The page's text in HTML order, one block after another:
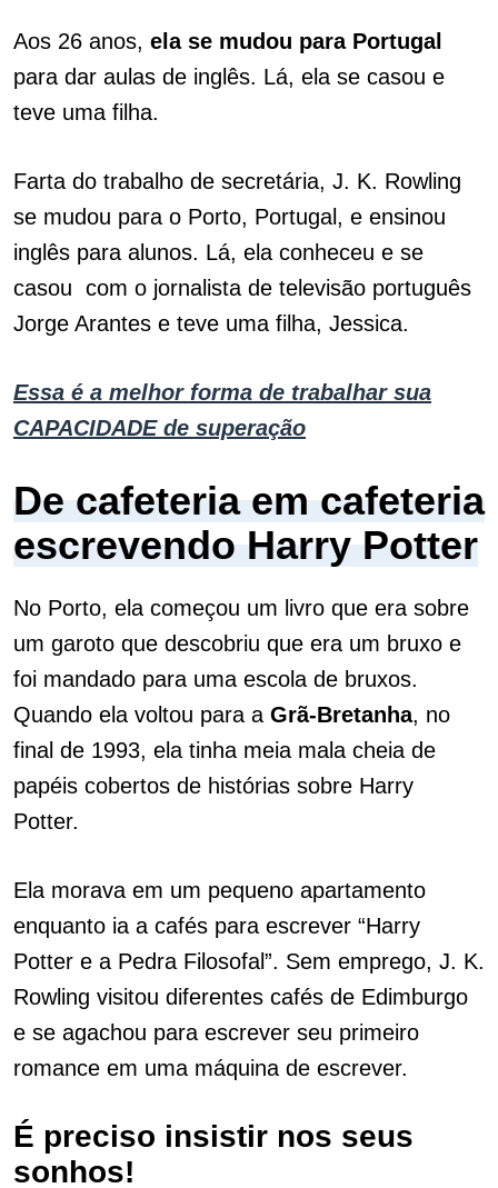
Aos 26 anos, ela se mudou para Portugal
para dar aulas de inglês. Lá, ela se casou e
teve uma filha.
Farta do trabalho de secretária, J. K. Rowling
se mudou para o Porto, Portugal, e ensinou
inglês para alunos. Lá, ela conheceu e se
casou com o jornalista de televisão português
Jorge Arantes e teve uma filha, Jessica.
Essa é a melhor forma de trabalhar sua
CAPACIDADE de superação
De cafeteria em cafeteria
escrevendo Harry Potter
No Porto, ela começou um livro que era sobre
um garoto que descobriu que era um bruxo e
foi mandado para uma escola de bruxos.
Quando ela voltou para a Grã-Bretanha, no
final de 1993, ela tinha meia mala cheia de
papéis cobertos de histórias sobre Harry
Potter.
Ela morava em um pequeno apartamento
enquanto ia a cafés para escrever “Harry
Potter e a Pedra Filosofal”. Sem emprego, J. K.
Rowling visitou diferentes cafés de Edimburgo
e se agachou para escrever seu primeiro
romance em uma máquina de escrever.
É preciso insistir nos seus
sonhos!